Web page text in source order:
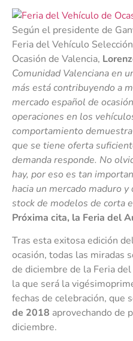
Según el presidente de
Feria del Vehículo
Ocasión de Valencia,
Comunidad Valenciana en
más está contribuyendo a
mercado español de
operaciones en los
comportamiento
que se tiene oferta
demanda responde. No
hay, por eso es tan
hacia un mercado maduro
stock de modelos de corta
Próxima cita, la Feria del
Tras esta exitosa edición
ocasión, todas las miradas
de diciembre de la Feria
la que será la
fechas de celebración, que
de 2018 aprovechando de
diciembre.